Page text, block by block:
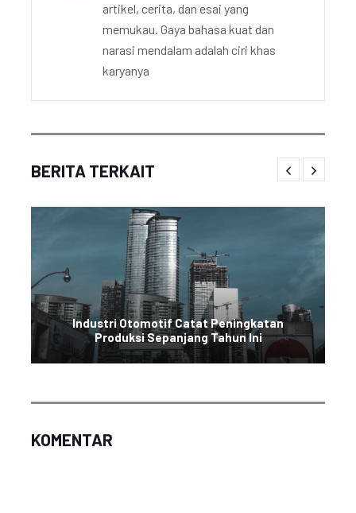
artikel, cerita, dan esai yang
memukau. Gaya bahasa kuat dan
narasi mendalam adalah ciri khas
karyanya
BERITA TERKAIT
Industri Otomotif Catat Peningkatan
Produksi Sepanjang Tahun Ini
KOMENTAR